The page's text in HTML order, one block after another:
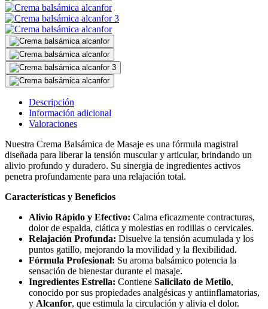
Descripción
Información adicional
Valoraciones
Nuestra Crema Balsámica de Masaje es una fórmula magistral
diseñada para liberar la tensión muscular y articular, brindando un
alivio profundo y duradero. Su sinergia de ingredientes activos
penetra profundamente para una relajación total.
Características y Beneficios
Alivio Rápido y Efectivo: Calma eficazmente contracturas,
dolor de espalda, ciática y molestias en rodillas o cervicales.
Relajación Profunda: Disuelve la tensión acumulada y los
puntos gatillo, mejorando la movilidad y la flexibilidad.
Fórmula Profesional: Su aroma balsámico potencia la
sensación de bienestar durante el masaje.
Ingredientes Estrella: Contiene Salicilato de Metilo,
conocido por sus propiedades analgésicas y antiinflamatorias,
y Alcanfor, que estimula la circulación y alivia el dolor.